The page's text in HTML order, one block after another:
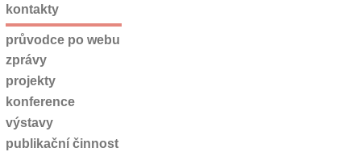
kontakty
průvodce po webu
zprávy
projekty
konference
výstavy
publikační činnost